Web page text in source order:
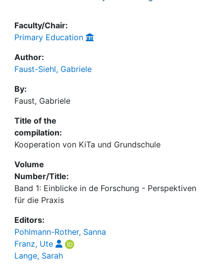
Faculty/Chair:
Primary Education
Author:
Faust-Siehl, Gabriele
By:
Faust, Gabriele
Title of the
compilation:
Kooperation von KiTa und Grundschule
Volume
Number/Title:
Band 1: Einblicke in de Forschung - Perspektiven
für die Praxis
Editors:
Pohlmann-Rother, Sanna
Franz, Ute
Lange, Sarah